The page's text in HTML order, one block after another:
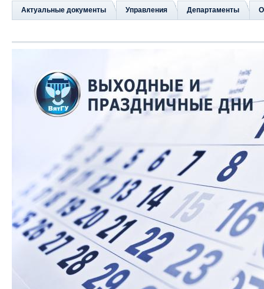
Актуальные документы Управления Департаменты